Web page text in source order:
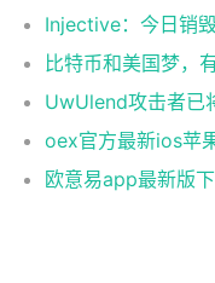
Injective：今日销
比特币和美国梦，
oex官方最新ios苹